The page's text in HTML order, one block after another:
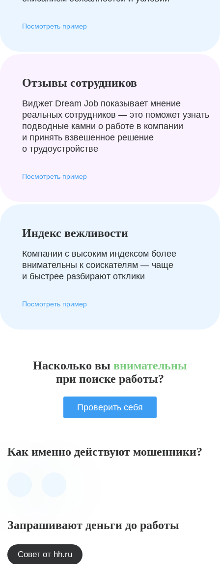
Посмотреть пример
Отзывы сотрудников
Виджет Dream Job показывает мнение
реальных сотрудников — это поможет узнать
подводные камни о работе в компании
и принять взвешенное решение
о трудоустройстве
Посмотреть пример
Индекс вежливости
Компании с высоким индексом более
внимательны к соискателям — чаще
и быстрее разбирают отклики
Посмотреть пример
Насколько вы внимательны
при поиске работы?
Проверить себя
Как именно действуют мошенники?
Запрашивают деньги до работы
Совет от hh.ru